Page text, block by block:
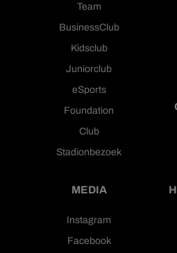
Team
BusinessClub
Kidsclub
Juniorclub
eSports
Foundation
Club
Stadionbezoek
MEDIA
Instagram
Facebook